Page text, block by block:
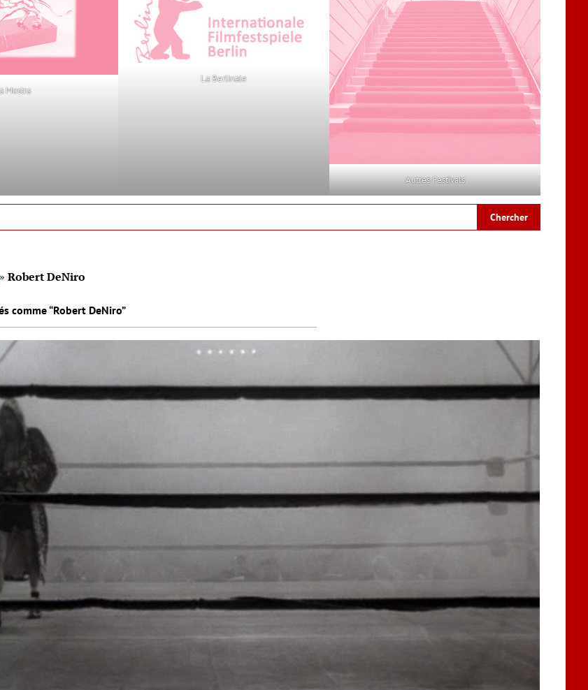
Mostra
La Berlinale
Autres Festivals
Robert DeNiro
comme “Robert DeNiro”